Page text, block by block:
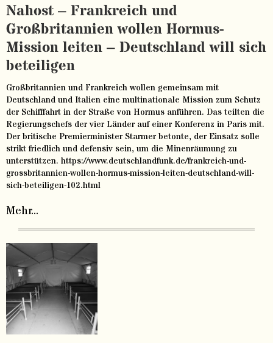
Nahost – Frankreich und
Großbritannien wollen Hormus-
Mission leiten – Deutschland will sich
beteiligen
Großbritannien und Frankreich wollen gemeinsam mit
Deutschland und Italien eine multinationale Mission zum Schutz
der Schifffahrt in der Straße von Hormus anführen. Das teilten die
Regierungschefs der vier Länder auf einer Konferenz in Paris mit.
Der britische Premierminister Starmer betonte, der Einsatz solle
strikt friedlich und defensiv sein, um die Minenräumung zu
unterstützen. https://www.deutschlandfunk.de/frankreich-und-
grossbritannien-wollen-hormus-mission-leiten-deutschland-will-
sich-beteiligen-102.html
Mehr...